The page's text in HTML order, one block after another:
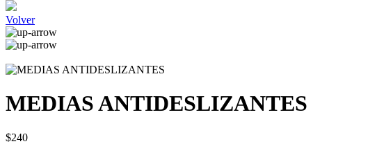
Volver
MEDIAS ANTIDESLIZANTES
$240